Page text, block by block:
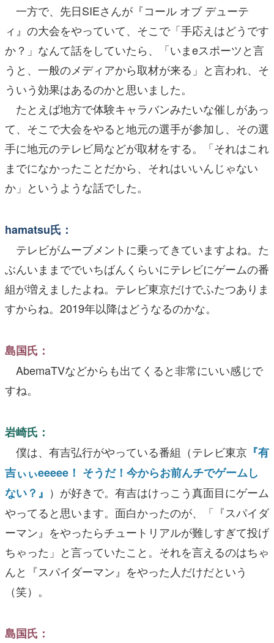
一方で、先日SIEさんが『コール オブ デューテ
ィ』の大会をやっていて、そこで「手応えはどうです
か？」なんて話をしていたら、「いまeスポーツと言
うと、一般のメディアから取材が来る」と言われ、そ
ういう効果はあるのかと思いました。
たとえば地方で体験キャラバンみたいな催しがあっ
て、そこで大会をやると地元の選手が参加し、その選
手に地元のテレビ局などが取材をする。「それはこれ
までになかったことだから、それはいいんじゃない
か」というような話でした。
hamatsu氏：
テレビがムーブメントに乗ってきていますよね。た
ぶんいままででいちばんくらいにテレビにゲームの番
組が増えましたよね。テレビ東京だけでふたつありま
すからね。2019年以降はどうなるのかな。
島国氏：
AbemaTVなどからも出てくると非常にいい感じで
すね。
岩崎氏：
僕は、有吉弘行がやっている番組（テレビ東京 『有
吉ぃぃeeeee！ そうだ！今からお前んチでゲームし
ない？』 ）が好きで。有吉はけっこう真面目にゲーム
やってると思います。面白かったのが、「『スパイダ
ーマン』をやったらチュートリアルが難しすぎて投げ
ちゃった」と言っていたこと。それを言えるのはちゃ
んと『スパイダーマン』をやった人だけだという
（笑）。
島国氏：